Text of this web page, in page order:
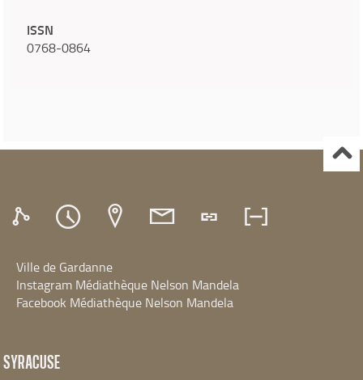
ISSN
0768-0864
Ville de Gardanne
Instagram Médiathèque Nelson Mandela
Facebook Médiathèque Nelson Mandela
SYRACUSE